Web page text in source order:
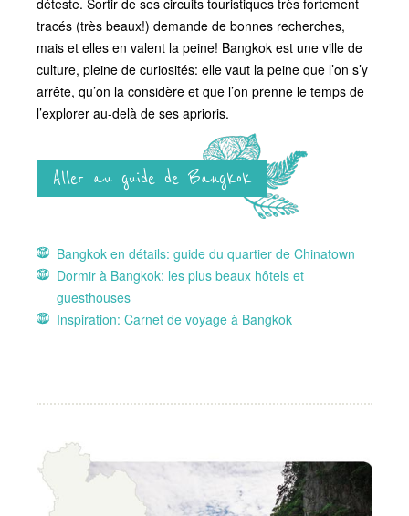
tracés (très beaux!) demande de bonnes recherches,
mais et elles en valent la peine! Bangkok est une ville de
culture, pleine de curiosités: elle vaut la peine que l’on s’y
arrête, qu’on la considère et que l’on prenne le temps de
l’explorer au-delà de ses aprioris.
Aller au guide de Bangkok
Bangkok en détails: guide du quartier de Chinatown
Dormir à Bangkok: les plus beaux hôtels et
guesthouses
Inspiration: Carnet de voyage à Bangkok